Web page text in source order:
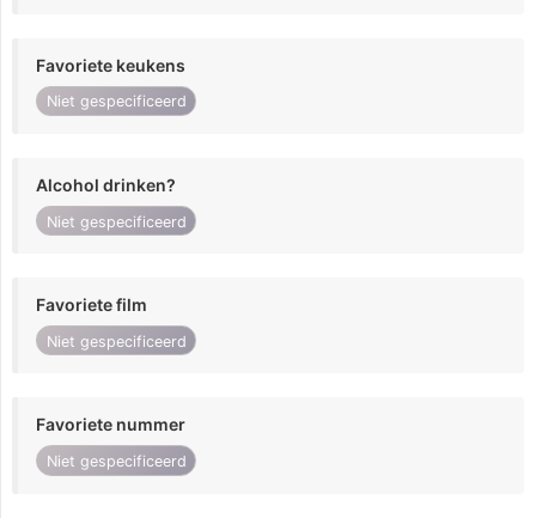
Favoriete keukens
Niet gespecificeerd
Alcohol drinken?
Niet gespecificeerd
Favoriete film
Niet gespecificeerd
Favoriete nummer
Niet gespecificeerd